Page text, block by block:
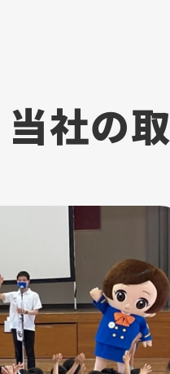
当社の